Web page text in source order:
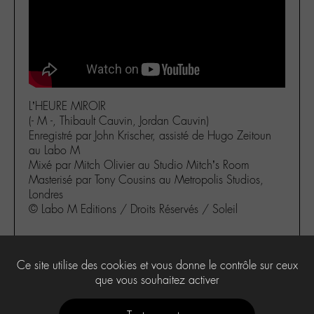
L’HEURE MIROIR
(- M -, Thibault Cauvin, Jordan Cauvin)
Enregistré par John Krischer, assisté de Hugo Zeitoun
au Labo M
Mixé par Mitch Olivier au Studio Mitch’s Room
Masterisé par Tony Cousins au Metropolis Studios,
Londres
© Labo M Editions / Droits Réservés / Soleil
0
Ce site utilise des cookies et vous donne le contrôle sur ceux
que vous souhaitez activer